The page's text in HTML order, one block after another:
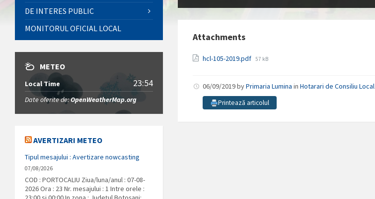
Attachments
hcl-105-2019.pdf File
57 kB
06/09/2019byPrimaria Lumina inHotarari de Consiliu Local
Printează articolul
DE INTERES PUBLIC
MONITORUL OFICIAL LOCAL
METEO
Local Time 23:54
Date oferite de:OpenWeatherMap.org
AVERTIZARI METEO
Tipul mesajului : Avertizare nowcasting
07/08/2026
COD : PORTOCALIU Ziua/luna/anul : 07-08-
2026 Ora : 23 Nr. mesajului : 1 Intre orele :